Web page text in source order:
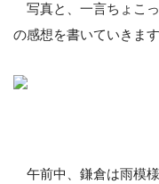
写真と、一言ちょこ
の感想を書いていきます
午前中、鎌倉は雨模様